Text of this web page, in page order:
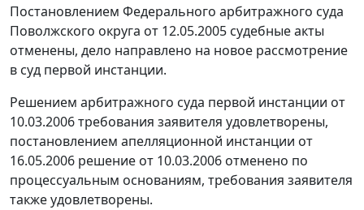
Постановлением Федерального арбитражного суда
Поволжского округа от 12.05.2005 судебные акты
отменены, дело направлено на новое рассмотрение
в суд первой инстанции.
Решением арбитражного суда первой инстанции от
10.03.2006 требования заявителя удовлетворены,
постановлением апелляционной инстанции от
16.05.2006 решение от 10.03.2006 отменено по
процессуальным основаниям, требования заявителя
также удовлетворены.